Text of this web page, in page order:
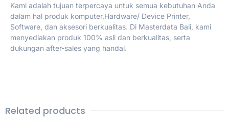
Kami adalah tujuan terpercaya untuk semua kebutuhan Anda
dalam hal produk komputer,Hardware/ Device Printer,
Software, dan aksesori berkualitas. Di Masterdata Bali, kami
menyediakan produk 100% asli dan berkualitas, serta
dukungan after-sales yang handal.
Related products